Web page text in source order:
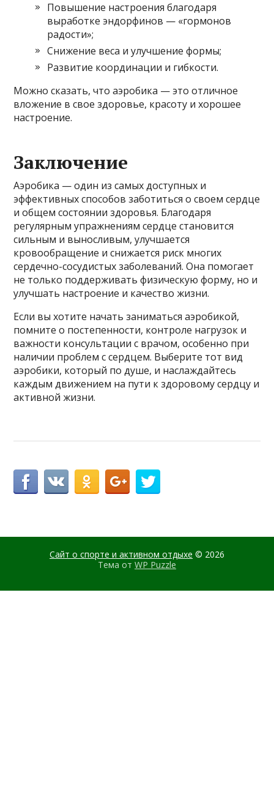
Повышение настроения благодаря
выработке эндорфинов — «гормонов
радости»;
Снижение веса и улучшение формы;
Развитие координации и гибкости.
Можно сказать, что аэробика — это отличное
вложение в свое здоровье, красоту и хорошее
настроение.
Заключение
Аэробика — один из самых доступных и
эффективных способов заботиться о своем сердце
и общем состоянии здоровья. Благодаря
регулярным упражнениям сердце становится
сильным и выносливым, улучшается
кровообращение и снижается риск многих
сердечно-сосудистых заболеваний. Она помогает
не только поддерживать физическую форму, но и
улучшать настроение и качество жизни.
Если вы хотите начать заниматься аэробикой,
помните о постепенности, контроле нагрузок и
важности консультации с врачом, особенно при
наличии проблем с сердцем. Выберите тот вид
аэробики, который по душе, и наслаждайтесь
каждым движением на пути к здоровому сердцу и
активной жизни.
Сайт о спорте и активном отдыхе © 2026
Тема от WP Puzzle